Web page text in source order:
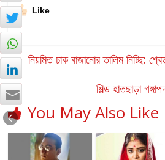
Like
← নিয়মিত ঢাক বাজানোর তালিম নিচ্ছি:
শিল্ড হাতছাড়া
You May Also Like